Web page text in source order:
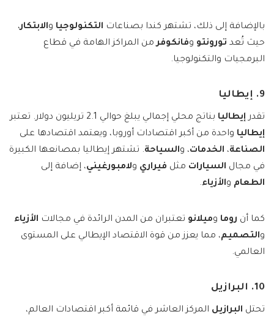
بالإضافة إلى ذلك، تشتهر كندا بصناعات التكنولوجيا والابتكار،
حيث تُعد تورونتو وفانكوفرمن المراكز الهامة في قطاع
البرمجيات والتكنولوجيا.
9. إيطاليا
تقدرإيطاليا بناتج محلي إجمالي يبلغ حوالي 2.1 تريليون دولار. تعتبر
إيطاليا واحدة من أكبر اقتصادات أوروبا، ويعتمد اقتصادها على
الصناعة، الخدمات، والسياحة. تشتهر إيطاليا بمصانعها الكبيرة
في مجال السيارات مثل فيراري ولامبورغيني، إضافة إلى
الطعام والأزياء.
كما أن روما وميلانو تعتبران من المدن الرائدة في مجالات الأزياء
والتصميم، مما يعزز من قوة الاقتصاد الإيطالي على المستوى
العالمي.
10. البرازيل
تحتل البرازيل المركز العاشر في قائمة أكبر اقتصادات العالم،